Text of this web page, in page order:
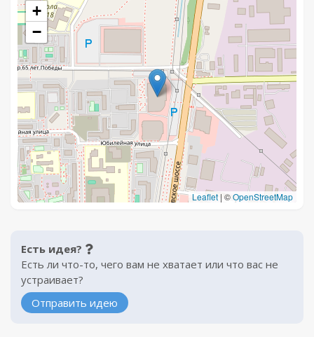
+
−
Leaflet | ©OpenStreetMap
Есть идея?
Есть ли что-то, чего вам не хватает или что вас не
устраивает?
Отправить идею